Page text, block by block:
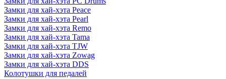
Замки для хай-хэта Peace
Замки для хай-хэта Pearl
Замки для хай-хэта Remo
Замки для хай-хэта Tama
Замки для хай-хэта TJW
Замки для хай-хэта Zowag
Замки для хай-хэта DDS
Колотушки для педалей